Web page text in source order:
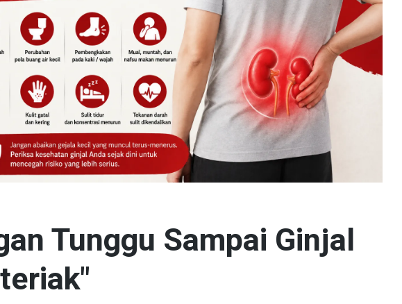
Tunggu Sampai Ginjal